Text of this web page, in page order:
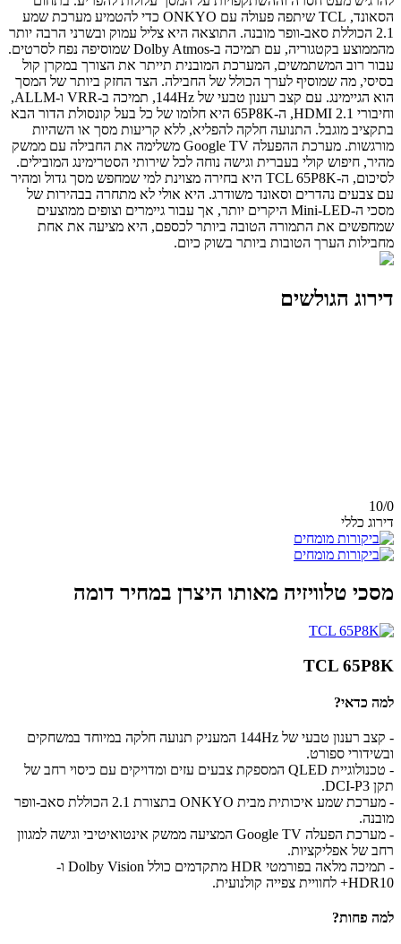
הסאונד, TCL שיתפה פעולה עם ONKYO כדי להטמיע מערכת שמע
2.1 הכוללת סאב-וופר מובנה. התוצאה היא צליל עמוק ובשרני הרבה יותר
מהממוצע בקטגוריה, עם תמיכה ב-Dolby Atmos שמוסיפה נפח לסרטים.
עבור רוב המשתמשים, המערכת המובנית תייתר את הצורך במקרן קול
בסיסי, מה שמוסיף לערך הכולל של החבילה. הצד החזק ביותר של המסך
הוא הגיימינג. עם קצב רענון טבעי של 144Hz, תמיכה ב-VRR ו-ALLM,
וחיבורי HDMI 2.1, ה-65P8K היא חלומו של כל בעל קונסולת הדור הבא
בתקציב מוגבל. התנועה חלקה להפליא, ללא קריעות מסך או השהיות
מורגשות. מערכת ההפעלה Google TV משלימה את החבילה עם ממשק
מהיר, חיפוש קולי בעברית וגישה נוחה לכל שירותי הסטרימינג המובילים.
לסיכום, ה-TCL 65P8K היא בחירה מצוינת למי שמחפש מסך גדול ומהיר
עם צבעים נהדרים וסאונד משודרג. היא אולי לא מתחרה בבהירות של
מסכי ה-Mini-LED היקרים יותר, אך עבור גיימרים וצופים ממוצעים
שמחפשים את התמורה הטובה ביותר לכספם, היא מציעה את אחת
מחבילות הערך הטובות ביותר בשוק כיום.
דירוג הגולשים
10/0
דירוג כללי
מסכי טלוויזיה מאותו היצרן במחיר דומה
TCL 65P8K
למה כדאי?
- קצב רענון טבעי של 144Hz המעניק תנועה חלקה במיוחד במשחקים
ובשידורי ספורט.
- טכנולוגיית QLED המספקת צבעים עזים ומדויקים עם כיסוי רחב של
תקן DCI-P3.
- מערכת שמע איכותית מבית ONKYO בתצורת 2.1 הכוללת סאב-וופר
מובנה.
- מערכת הפעלה Google TV המציעה ממשק אינטואיטיבי וגישה למגוון
רחב של אפליקציות.
- תמיכה מלאה בפורמטי HDR מתקדמים כולל Dolby Vision ו-
HDR10+ לחוויית צפייה קולנועית.
למה פחות?